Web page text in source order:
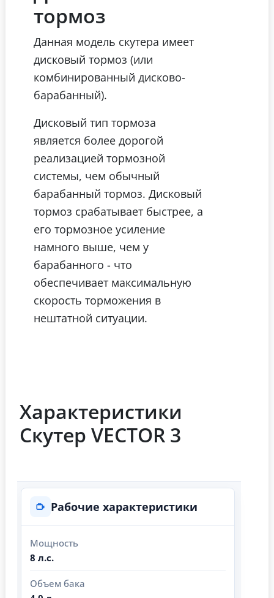
тормоз
Данная модель скутера имеет
дисковый тормоз (или
комбинированный дисково-
барабанный).
Дисковый тип тормоза
является более дорогой
реализацией тормозной
системы, чем обычный
барабанный тормоз. Дисковый
тормоз срабатывает быстрее, а
его тормозное усиление
намного выше, чем у
барабанного - что
обеспечивает максимальную
скорость торможения в
нештатной ситуации.
Характеристики
Скутер VECTOR 3
Рабочие характеристики
Мощность
8 л.с.
Объем бака